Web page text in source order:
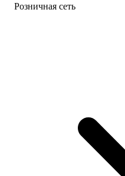
Розничная сеть